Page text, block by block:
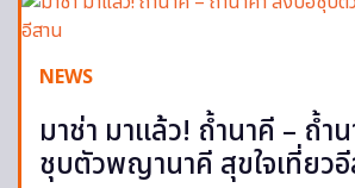
NEWS
มาช่า มาแล้ว! ถ้ำนาคี – ถ้ำ
ชุบตัวพญานาคี สุขใจเที่ยว